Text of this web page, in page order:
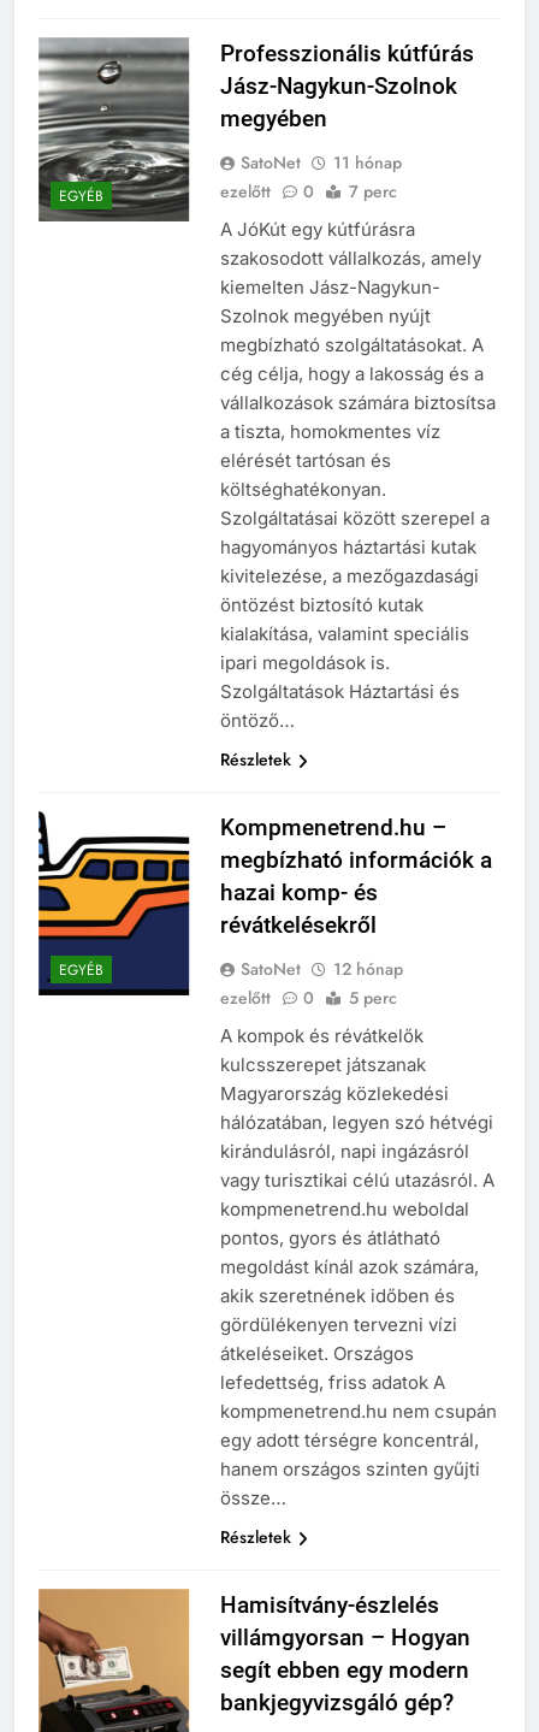
EGYÉB
Professzionális kútfúrás
Jász-Nagykun-Szolnok
megyében
SatoNet
11 hónap
ezelőtt
0 7 perc
A JóKút egy kútfúrásra
szakosodott vállalkozás, amely
kiemelten Jász-Nagykun-
Szolnok megyében nyújt
megbízható szolgáltatásokat. A
cég célja, hogy a lakosság és a
vállalkozások számára biztosítsa
a tiszta, homokmentes víz
elérését tartósan és
költséghatékonyan.
Szolgáltatásai között szerepel a
hagyományos háztartási kutak
kivitelezése, a mezőgazdasági
öntözést biztosító kutak
kialakítása, valamint speciális
ipari megoldások is.
Szolgáltatások Háztartási és
öntöző…
Részletek
EGYÉB
Kompmenetrend.hu –
megbízható információk a
hazai komp- és
révátkelésekről
SatoNet
12 hónap
ezelőtt
0 5 perc
A kompok és révátkelők
kulcsszerepet játszanak
Magyarország közlekedési
hálózatában, legyen szó hétvégi
kirándulásról, napi ingázásról
vagy turisztikai célú utazásról. A
kompmenetrend.hu weboldal
pontos, gyors és átlátható
megoldást kínál azok számára,
akik szeretnének időben és
gördülékenyen tervezni vízi
átkeléseiket. Országos
lefedettség, friss adatok A
kompmenetrend.hu nem csupán
egy adott térségre koncentrál,
hanem országos szinten gyűjti
össze…
Részletek
Hamisítvány-észlelés
villámgyorsan – Hogyan
segít ebben egy modern
bankjegyvizsgáló gép?